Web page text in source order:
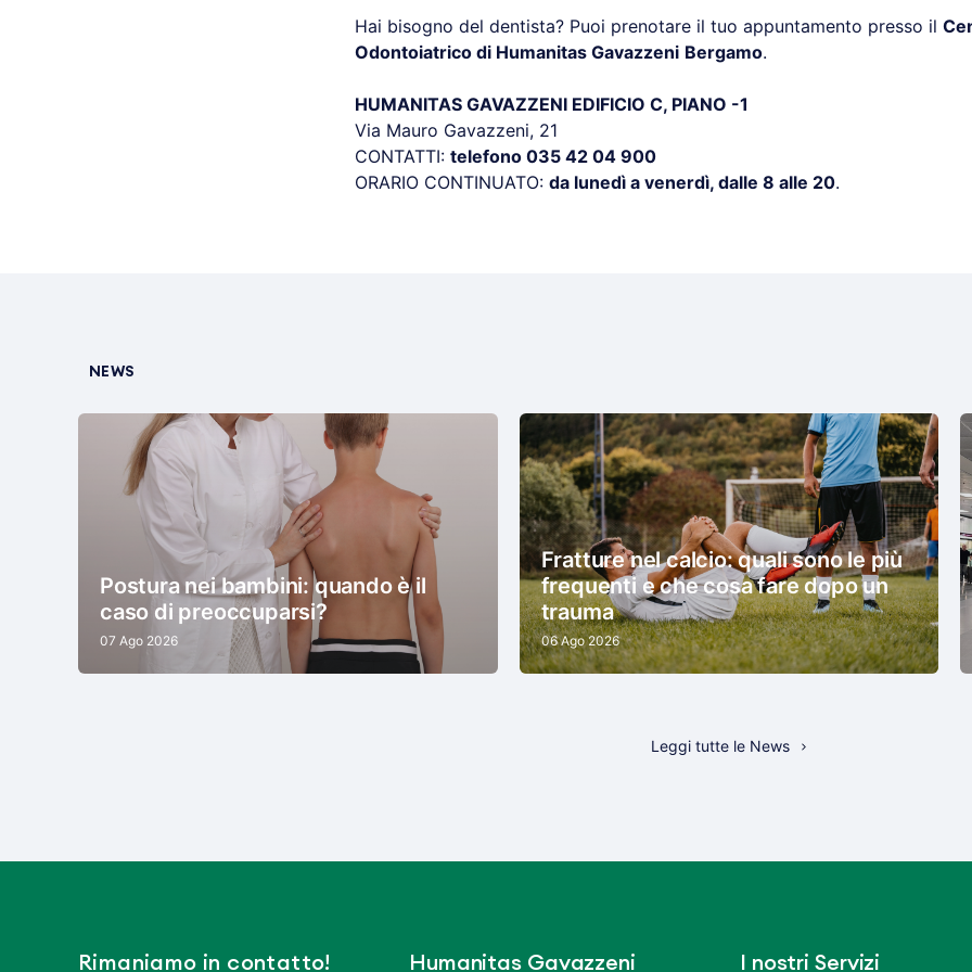
Hai bisogno del dentista? Puoi prenotare il tuo appuntamento presso il
Odontoiatrico di Humanitas Gavazzeni Bergamo.
HUMANITAS GAVAZZENI EDIFICIO C, PIANO -1
Via Mauro Gavazzeni, 21
CONTATTI: telefono 035 42 04 900
ORARIO CONTINUATO: da lunedì a venerdì, dalle 8 alle 20.
NEWS
Postura nei bambini: quando è il
caso di preoccuparsi?
07 Ago 2026
Fratture nel calcio: quali sono le più
frequenti e che cosa fare dopo un
trauma
06 Ago 2026
Leggi tutte le News
Rimaniamo in contatto! Humanitas Gavazzeni I nostri Servizi